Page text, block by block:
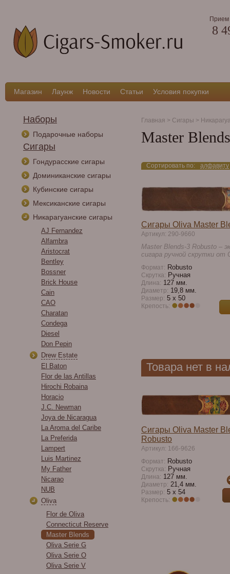
Прием
8
Магазин Лаунж Новости Статьи Условия покупки
Наборы
Подарочные наборы
Сигары
Гондурасские сигары
Доминиканские сигары
Кубинские сигары
Мексиканские сигары
Никарагуанские сигары
AJ Fernandez
Alfambra
Aristocrat
Bentley
Bossner
Brick House
Cain
CAO
Charatan
Condega
Diesel
Don Pepin
Drew Estate
El Baton
Flor de las Antillas
Hirochi Robaina
Horacio
J.C. Newman
Joya de Nicaragua
La Aroma del Caribe
La Preferida
Lampert
Luis Martinez
My Father
Nicarao
NUB
Oliva
Flor de Oliva
Connecticut Reserve
Master Blends
Oliva Serie G
Oliva Serie O
Oliva Serie V
Главная > Сигары >
Master Blends
Сортировать по: алфавиту
Сигары Oliva Master
Артикул: 290-9660
Master Blends-3 Robusto –
сигара ручной скрутки от
Формат: Robusto
Скрутка: Ручная
Длина: 127 мм.
Диаметр: 19,8 мм.
Размер: 5 х 50
Крепость:
Товара нет в
Сигары Oliva Master
Robusto
Артикул: 166-9626
Формат: Robusto
Скрутка: Ручная
Длина: 127 мм.
Диаметр: 21,4 мм.
Размер: 5 x 54
Крепость: